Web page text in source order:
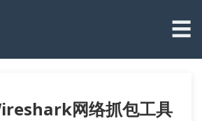
☰
网络抓包工具